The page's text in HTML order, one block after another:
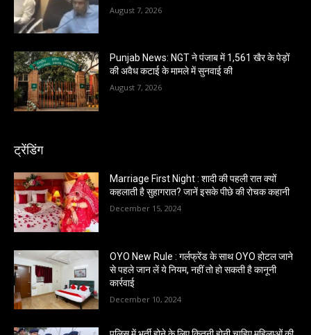
August 7, 2026
Punjab News: NGT ने पंजाब में 1,561 खैर के पेड़ों
की अवैध कटाई के मामले में सुनवाई की
August 7, 2026
ट्रेंडिंग
Marriage First Night : शादी की पहली रात क्यों
कहलाती है सुहागरात? जानें इसके पीछे की रोचक कहानी
December 15, 2024
OYO New Rule : गर्लफ्रेंड के साथ OYO होटल जाने
से पहले जान लें ये नियम, नहीं तो हो सकती है कानूनी
कार्रवाई
December 10, 2024